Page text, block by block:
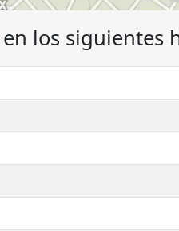
los siguientes